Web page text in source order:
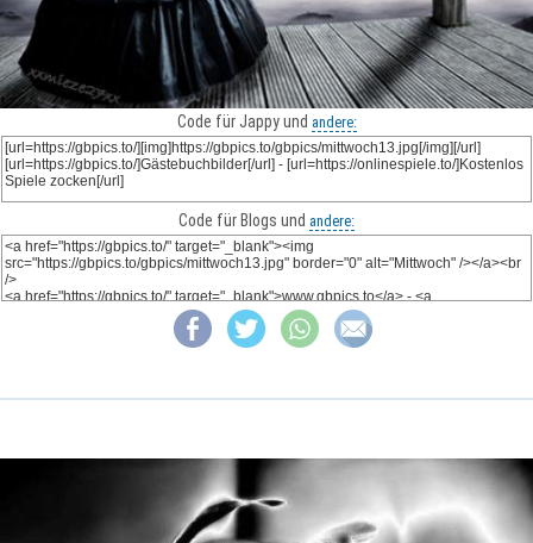
Code für Jappy und andere:
Code für Blogs und andere: